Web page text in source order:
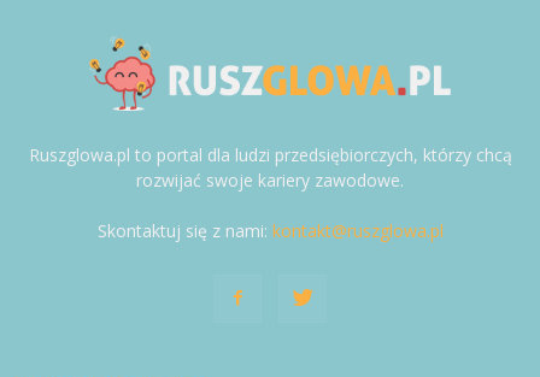
Ruszglowa.pl to portal dla ludzi przedsiębiorczych, którzy chcą
rozwijać swoje kariery zawodowe.
Skontaktuj się z nami: kontakt@ruszglowa.pl